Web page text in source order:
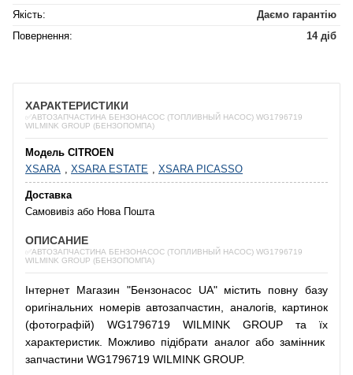
Якість:
Даємо гарантію
Повернення:
14 діб
ХАРАКТЕРИСТИКИ
✅АВТОЗАПЧАСТИНА БЕНЗОНАСОС (ТОПЛИВНЫЙ НАСОС) WG1796719
WILMINK GROUP (БЕНЗОПОМПА)
Модель CITROEN
XSARA , XSARA ESTATE , XSARA PICASSO
Доставка
Самовивіз або Нова Пошта
ОПИСАНИЕ
✅АВТОЗАПЧАСТИНА БЕНЗОНАСОС (ТОПЛИВНЫЙ НАСОС) WG1796719
WILMINK GROUP (БЕНЗОПОМПА)
Інтернет Магазин "Бензонасос UA" містить повну базу
оригінальних номерів автозапчастин аналогів,
картинок
(фотографій) WG1796719 WILMINK GROUP та їх
характеристик. Можливо підібрати аналог або замінник
запчастини WG1796719 WILMINK GROUP.